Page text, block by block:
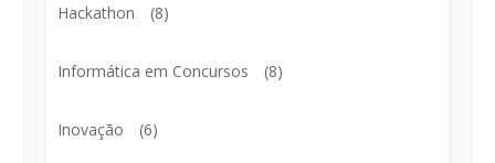
Hackathon (8)
Informática em Concursos (8)
Inovação (6)